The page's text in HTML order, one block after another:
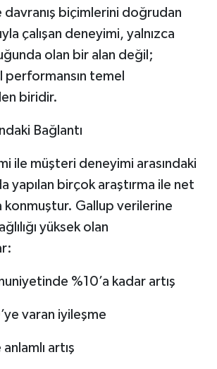
davranış biçimlerini doğrudan
çalışan deneyimi, yalnızca
olan bir alan değil;
temel
biridir.
Bağlantı
ile müşteri deneyimi arasındaki
yapılan birçok araştırma ile net
Gallup verilerine
yüksek olan
%10’a kadar artış
varan iyileşme
artış